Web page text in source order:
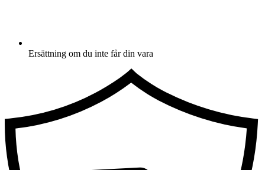
Ersättning om du inte får din vara